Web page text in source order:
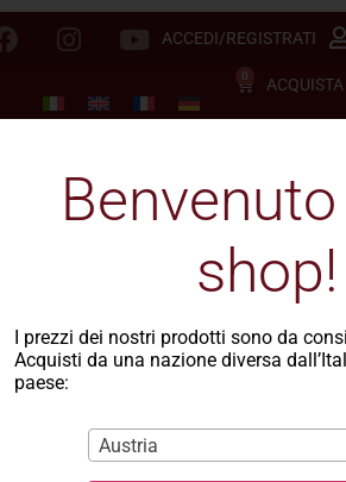
ACCEDI/REGISTRATI
0 ACQUISTA
shop!
I prezzi dei nostri prodotti sono da
Acquisti da una nazione diversa
paese:
Austria